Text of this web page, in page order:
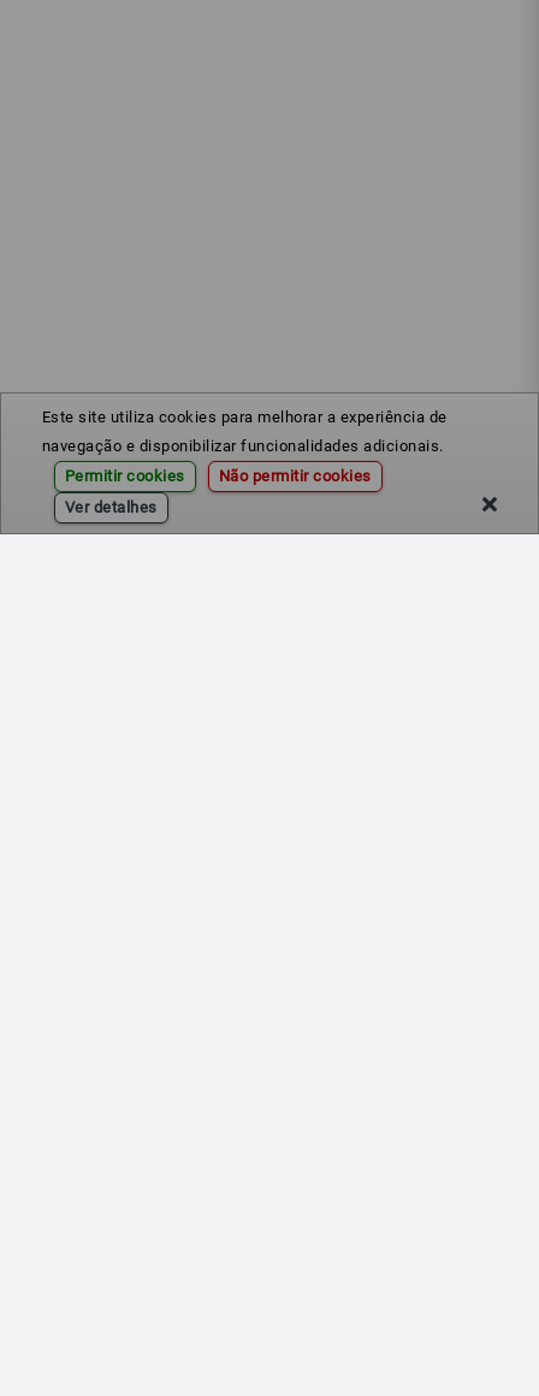
Este site utiliza cookies para melhorar a experiência de
navegação e disponibilizar funcionalidades adicionais.
Permitir cookies
Não permitir cookies
Ver detalhes